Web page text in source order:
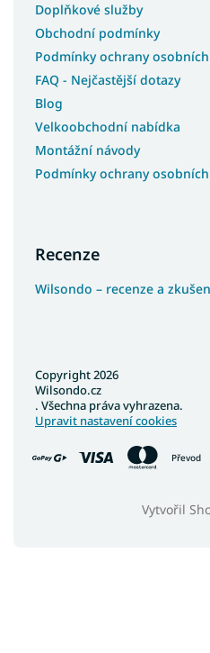
Doplňkové služby
Obchodní podmínky
Podmínky ochrany
FAQ - Nejčastější dotazy
Blog
Velkoobchodní nabídka
Montážní návody
Podmínky ochrany
Recenze
Wilsondo – recenze a
Převod
Vytvořil
Copyright 2026
Wilsondo.cz
. Všechna práva vyhrazena.
Upravit nastavení cookies